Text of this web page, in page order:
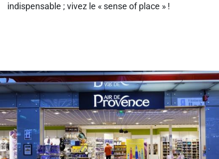
indispensable ; vivez le « sense of place » !